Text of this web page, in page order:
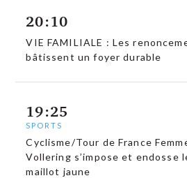
20:10
VIE FAMILIALE : Les
bâtissent un foyer durable
19:25
SPORTS
Cyclisme/Tour de France
Vollering s’impose et endosse
maillot jaune